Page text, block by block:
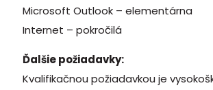
Microsoft Outlook – elementárna
Internet – pokročilá
Ďalšie požiadavky:
Kvalifikačnou požiadavkou je